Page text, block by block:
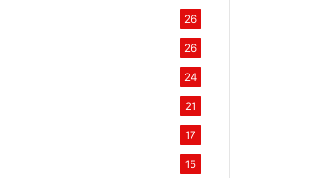
26
26
24
21
17
15